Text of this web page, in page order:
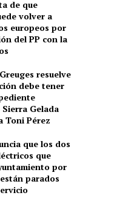
de que
volver a
europeos por
del PP con la
resuelve
debe tener
Gelada
Toni Pérez
que los dos
que
por
parados